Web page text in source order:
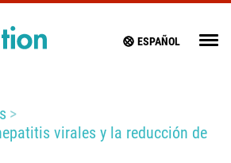
ESPAÑOL
virales y la reducción de